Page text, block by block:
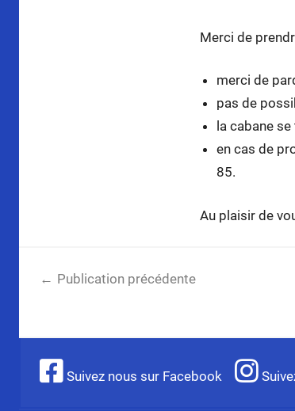
Merci de
merci de
pas de
la cabane
en cas de
85.
Au plaisir de
Publication précédente
Suivez nous sur Facebook